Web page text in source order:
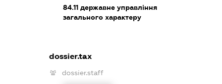
84.11 державне управління
загального характеру
dossier.tax
dossier.staff